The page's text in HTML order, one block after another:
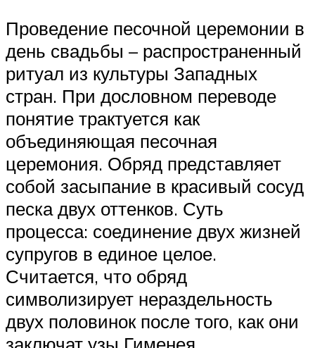
Проведение песочной церемонии в
день свадьбы – распространенный
ритуал из культуры Западных
стран. При дословном переводе
понятие трактуется как
объединяющая песочная
церемония. Обряд представляет
собой засыпание в красивый сосуд
песка двух оттенков. Суть
процесса: соединение двух жизней
супругов в единое целое.
Считается, что обряд
символизирует нераздельность
двух половинок после того, как они